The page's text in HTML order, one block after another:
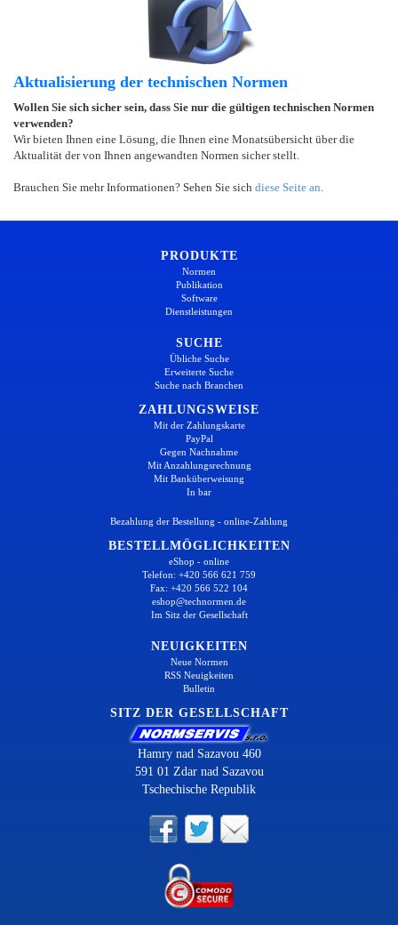
Aktualisierung der technischen Normen
Wollen Sie sich sicher sein, dass Sie nur die gültigen technischen Normen
verwenden?
Wir bieten Ihnen eine Lösung, die Ihnen eine Monatsübersicht über die
Aktualität der von Ihnen angewandten Normen sicher stellt.
Brauchen Sie mehr Informationen? Sehen Sie sich diese Seite an
PRODUKTE
Normen
Publikation
Software
Dienstleistungen
SUCHE
Übliche Suche
Erweiterte Suche
Suche nach Branchen
ZAHLUNGSWEISE
Mit der Zahlungskarte
PayPal
Gegen Nachnahme
Mit Anzahlungsrechnung
Mit Banküberweisung
In bar
Bezahlung der Bestellung - online-Zahlung
BESTELLMÖGLICHKEITEN
eShop - online
Telefon: +420 566 621 759
Fax: +420 566 522 104
eshop@technormen.de
Im Sitz der Gesellschaft
NEUIGKEITEN
Neue Normen
RSS Neuigkeiten
Bulletin
SITZ DER GESELLSCHAFT
Hamry nad Sazavou 460
591 01 Zdar nad Sazavou
Tschechische Republik